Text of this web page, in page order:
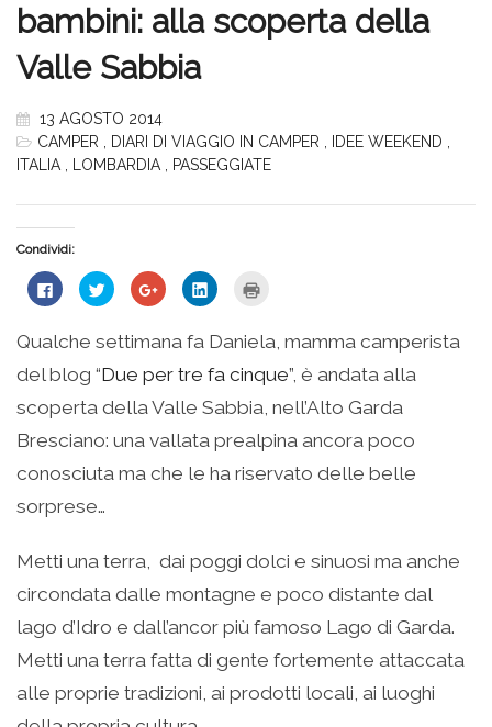
bambini: alla scoperta della
Valle Sabbia
13 AGOSTO 2014
CAMPER
DIARI DI VIAGGIO IN CAMPER IDEE WEEKEND
ITALIA
LOMBARDIA PASSEGGIATE
Condividi:
Fai
clic
su
Facebook
(Si
apre
una
nuova
finestra)
Fai
clic
condividere
su
Twitter
(Si
in
una
finestra)
Fai
clic
condividere
su
Google+
(Si
in
una
nuova
finestra)
Fai
clic
condividere
su
LinkedIn
(Si
in
una
finestra)
stampare
(Si
apre
in
una
nuova
finestra)
Qualche settimana fa Daniela, mamma camperista
del blog “Due per tre fa cinque”, è andata alla
scoperta della Valle Sabbia, nell’Alto Garda
Bresciano: una vallata prealpina ancora poco
conosciuta ma che le ha riservato delle belle
sorprese…
Metti una terra, dai poggi dolci e sinuosi ma anche
circondata dalle montagne e poco distante dal
lago d’Idro e dall’ancor più famoso Lago di Garda.
Metti una terra fatta di gente fortemente attaccata
alle proprie tradizioni, ai prodotti locali, ai luoghi